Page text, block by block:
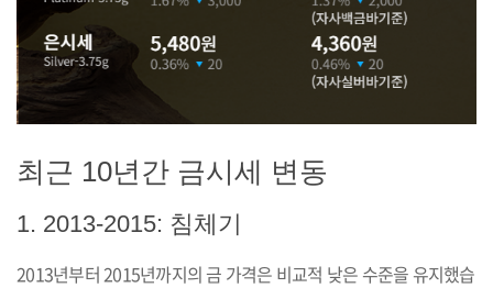
최근 10년간 금시세 변동
1. 2013-2015: 침체기
2013년부터 2015년까지의 금 가격은 비교적 낮은 수준을 유지했습